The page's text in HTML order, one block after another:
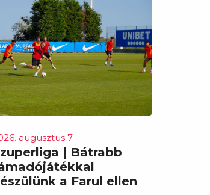
augusztus 7.
| Bátrabb
a Farul ellen